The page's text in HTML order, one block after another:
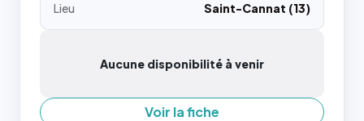
Lieu
Saint-Cannat (13)
Aucune disponibilité à venir
Voir la fiche